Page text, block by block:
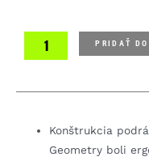
PRIDAŤ
Konštrukcia
Geometry boli